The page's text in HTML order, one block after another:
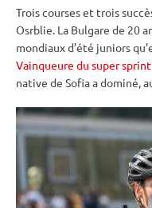
Trois courses et trois
Osrblie. La Bulgare de 20
mondiaux d’été juniors
Vainqueure du super
native de Sofia a dominé,